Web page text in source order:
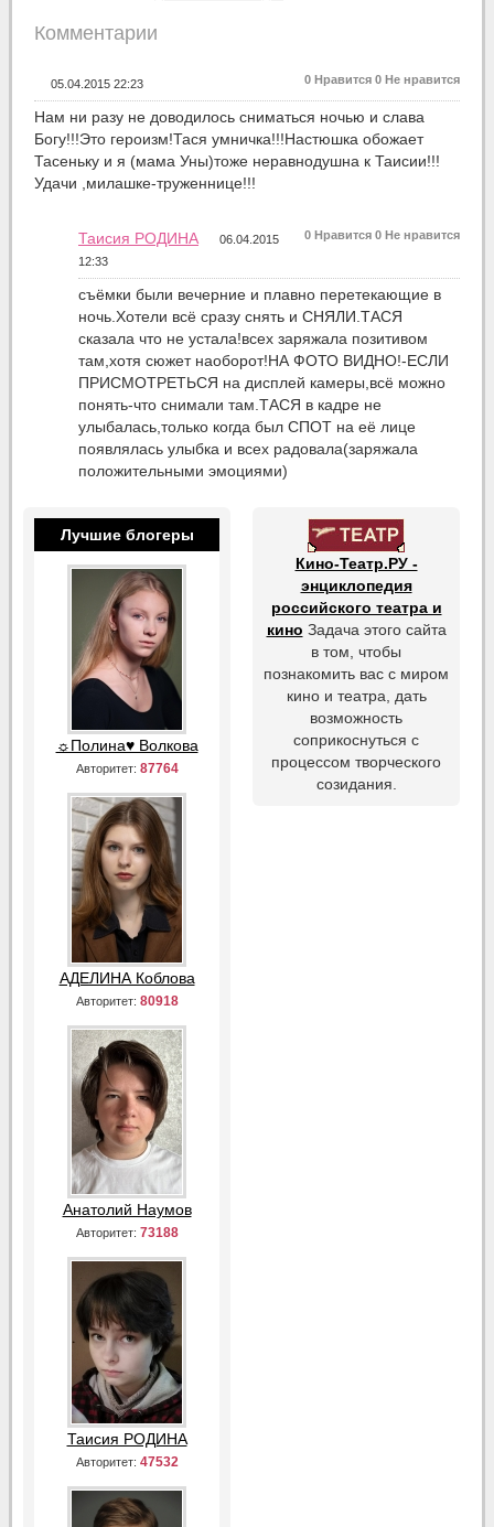
Комментарии
0 Нравится 0 Не нравится
05.04.2015 22:23
Нам ни разу не доводилось сниматься ночью и слава
Богу!!!Это героизм!Тася умничка!!!Настюшка обожает
Тасеньку и я (мама Уны)тоже неравнодушна к Таисии!!!
Удачи ,милашке-труженнице!!!
0 Нравится 0 Не нравится
Таисия РОДИНА
06.04.2015
12:33
съёмки были вечерние и плавно перетекающие в
ночь.Хотели всё сразу снять и СНЯЛИ.ТАСЯ
сказала что не устала!всех заряжала позитивом
там,хотя сюжет наоборот!НА ФОТО ВИДНО!-ЕСЛИ
ПРИСМОТРЕТЬСЯ на дисплей камеры,всё можно
понять-что снимали там.ТАСЯ в кадре не
улыбалась,только когда был СПОТ на её лице
появлялась улыбка и всех радовала(заряжала
положительными эмоциями)
Лучшие блогеры
☼Полина♥ Волкова
Авторитет: 87764
АДЕЛИНА Коблова
Авторитет: 80918
Анатолий Наумов
Авторитет: 73188
Таисия РОДИНА
Авторитет: 47532
Кино-Театр.РУ -
энциклопедия
российского театра и
кино Задача этого сайта
в том, чтобы
познакомить вас с миром
кино и театра, дать
возможность
соприкоснуться с
процессом творческого
созидания.